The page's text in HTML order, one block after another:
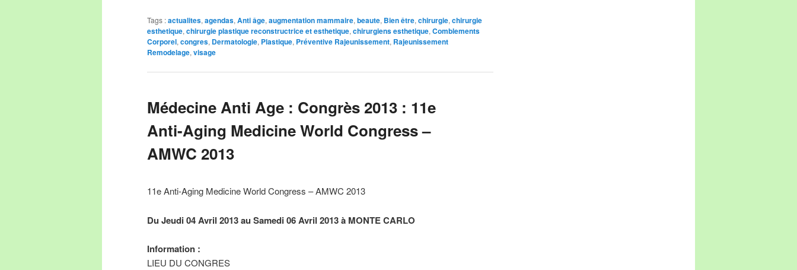
Tags :actualites, agendas, Anti âge, augmentation mammaire, beaute, Bien être, chirurgie, chirurgie
esthetique, chirurgie plastique reconstructrice et esthetique, chirurgiens esthetique, Comblements
Corporel, congres, Dermatologie, Plastique, Préventive Rajeunissement, Rajeunissement
Remodelage, visage
Médecine Anti Age : Congrès 2013 : 11e
Anti-Aging Medicine World Congress –
AMWC 2013
11e Anti-Aging Medicine World Congress – AMWC 2013
Du Jeudi 04 Avril 2013 au Samedi 06 Avril 2013 à MONTE CARLO
Information :
LIEU DU CONGRES